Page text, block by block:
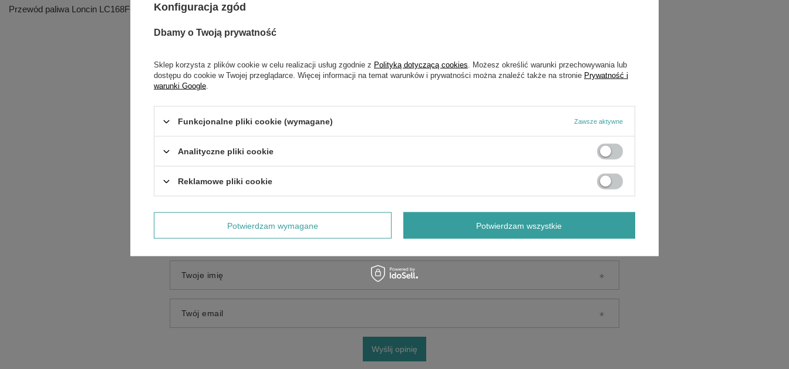
Przewód paliwa Loncin LC168F-2H śr.zewn. 9 mm wew. 5 mm dł. 300 mm CZĘŚĆ ORYGINALNA
NAPISZ SWOJĄ OPINIĘ
Treść twojej opinii
Dodaj własne zdjęcie produktu:
Twoje imię
Twój email
Wyślij opinię
Konfiguracja zgód
Dbamy o Twoją prywatność
Sklep korzysta z plików cookie w celu realizacji usług zgodnie z Polityką dotyczącą cookies . Możesz określić warunki przechowywania lub
dostępu do cookie w Twojej przeglądarce. Więcej informacji na temat warunków i prywatności można znaleźć także na stronie Prywatność i
warunki Google
Funkcjonalne pliki cookie (wymagane) Zawsze aktywne
Analityczne pliki cookie
Reklamowe pliki cookie
Potwierdzam wymagane Potwierdzam wszystkie